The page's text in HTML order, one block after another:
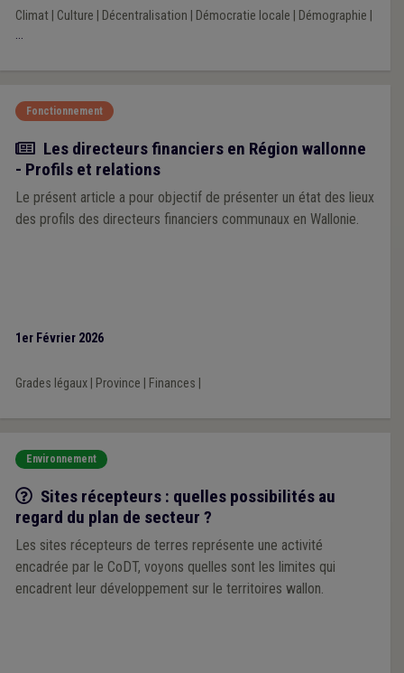
Climat| Culture Décentralisation Démocratie locale Démographie
...
Fonctionnement
Article
Les directeurs financiers en Région wallonne
- Profils et relations
Le présent article a pour objectif de présenter un état des lieux
des profils des directeurs financiers communaux en Wallonie.
1er Février 2026
Grades légaux| Province Finances
Environnement
Q/R
Sites récepteurs : quelles possibilités au
regard du plan de secteur ?
Les sites récepteurs de terres représente une activité
encadrée par le CoDT, voyons quelles sont les limites qui
encadrent leur développement sur le territoires wallon.